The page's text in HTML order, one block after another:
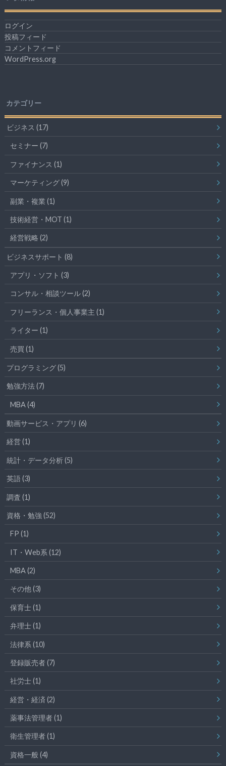
ログイン
投稿フィード
コメントフィード
WordPress.org
カテゴリー
ビジネス(17)
セミナー(7)
ファイナンス(1)
マーケティング(9)
副業・複業(1)
技術経営・MOT(1)
経営戦略(2)
ビジネスサポート(8)
アプリ・ソフト(3)
コンサル・相談ツール(2)
フリーランス・個人事業主(1)
ライター(1)
売買(1)
プログラミング(5)
勉強方法(7)
MBA(4)
動画サービス・アプリ(6)
経営(1)
統計・データ分析(5)
英語(3)
調査(1)
資格・勉強(52)
FP(1)
IT・Web系(12)
MBA(2)
その他(3)
保育士(1)
弁理士(1)
法律系(10)
登録販売者(7)
社労士(1)
経営・経済(2)
薬事法管理者(1)
衛生管理者(1)
資格一般(4)